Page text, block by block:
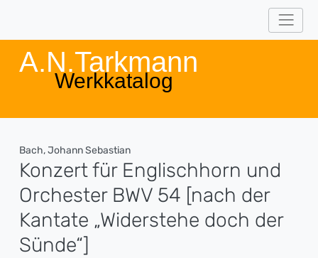
A.N.Tarkmann
Werkkatalog
Bach, Johann Sebastian
Konzert für Englischhorn und
Orchester BWV 54 [nach der
Kantate „Widerstehe doch der
Sünde“]